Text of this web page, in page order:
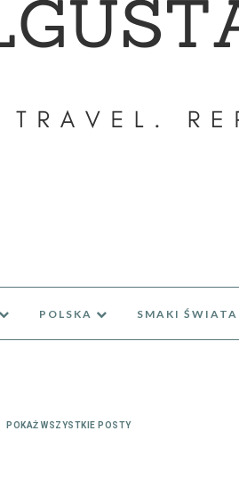
POLSKA SMAKI ŚWIATA
POKAŻ WSZYSTKIE POSTY